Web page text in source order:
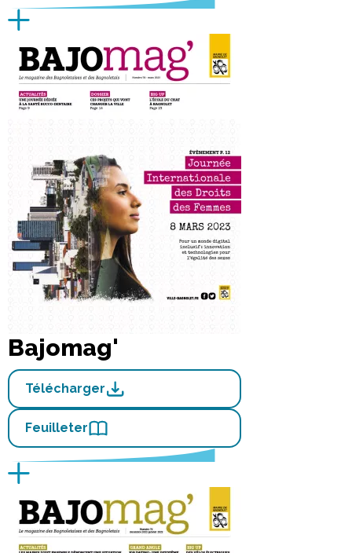
Bajomag'
Télécharger
Feuilleter